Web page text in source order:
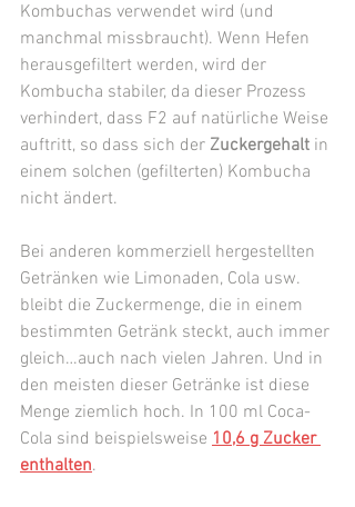
Kombuchas verwendet wird (und
manchmal missbraucht). Wenn Hefen
herausgefiltert werden, wird der
Kombucha stabiler, da dieser Prozess
verhindert, dass F2 auf natürliche Weise
auftritt, so dass sich der Zuckergehalt in
einem solchen (gefilterten) Kombucha
nicht ändert.
Bei anderen kommerziell hergestellten
Getränken wie Limonaden, Cola usw.
bleibt die Zuckermenge, die in einem
bestimmten Getränk steckt, auch immer
gleich…auch nach vielen Jahren. Und in
den meisten dieser Getränke ist diese
Menge ziemlich hoch. In 100 ml Coca-
Cola sind beispielsweise 10,6 g Zucker
enthalten.